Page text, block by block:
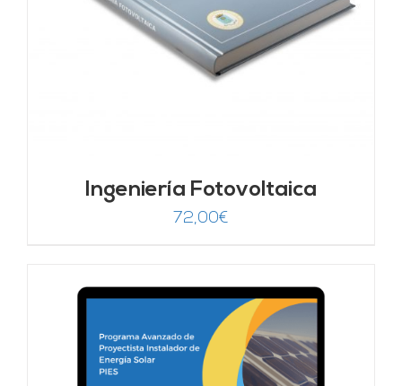
Ingeniería Fotovoltaica
72,00€